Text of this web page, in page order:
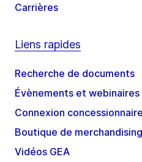
Carrières
Liens rapides
Recherche de documents
Évènements et webinaires
Connexion
Boutique de
Vidéos GEA